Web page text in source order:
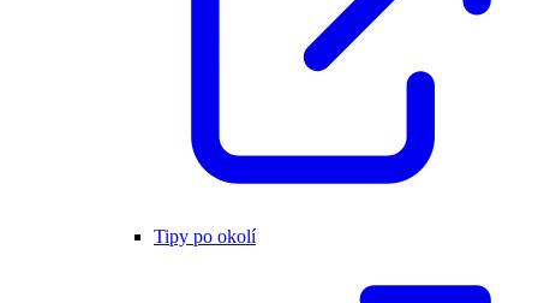
Tipy po okolí